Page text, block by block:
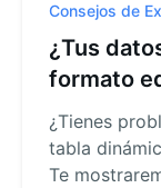
Consejos de
¿Tus
formato
Unpivot
fácil)
¿Tienes
tabla
Te